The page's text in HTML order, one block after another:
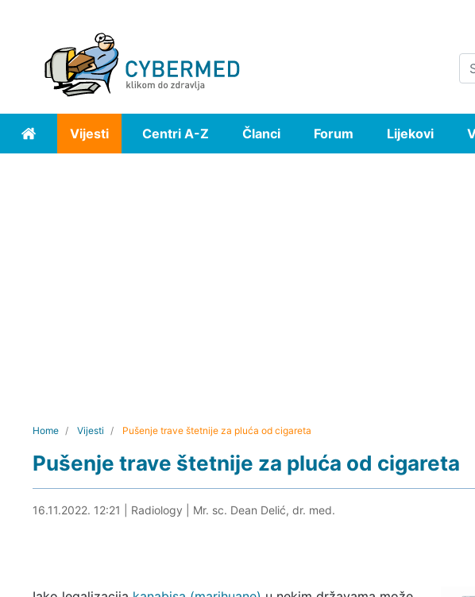
Home Vijesti Centri A-Z Članci Forum Lijekovi
Home Vijesti Pušenje trave štetnije za pluća od cigareta
Pušenje trave štetnije za pluća od cigareta
16.11.2022. 12:39
16.11.2022. 12:21 Radiology Mr. sc. Dean Delić, dr. med.